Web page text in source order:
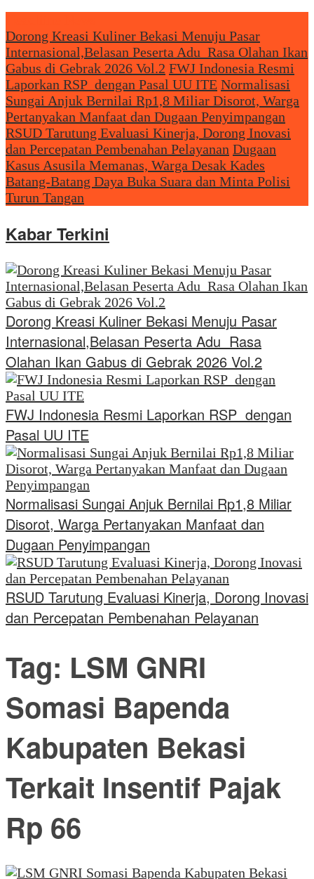
Dorong Kreasi Kuliner Bekasi Menuju Pasar
Internasional,Belasan Peserta Adu Rasa Olahan Ikan
Gabus di Gebrak 2026 Vol.2 FWJ Indonesia Resmi
Laporkan RSP dengan Pasal UU ITE Normalisasi
Sungai Anjuk Bernilai Rp1,8 Miliar Disorot, Warga
Pertanyakan Manfaat dan Dugaan Penyimpangan
RSUD Tarutung Evaluasi Kinerja, Dorong Inovasi
dan Percepatan Pembenahan Pelayanan Dugaan
Kasus Asusila Memanas, Warga Desak Kades
Batang-Batang Daya Buka Suara dan Minta Polisi
Turun Tangan
Kabar Terkini
Dorong Kreasi Kuliner Bekasi Menuju Pasar
Internasional,Belasan Peserta Adu Rasa
Olahan Ikan Gabus di Gebrak 2026 Vol.2
FWJ Indonesia Resmi Laporkan RSP dengan
Pasal UU ITE
Normalisasi Sungai Anjuk Bernilai Rp1,8 Miliar
Disorot, Warga Pertanyakan Manfaat dan
Dugaan Penyimpangan
RSUD Tarutung Evaluasi Kinerja, Dorong Inovasi
dan Percepatan Pembenahan Pelayanan
Tag: LSM GNRI
Somasi Bapenda
Kabupaten Bekasi
Terkait Insentif Pajak
Rp 66